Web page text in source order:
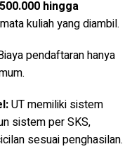
hingga
kuliah yang diambil.
pendaftaran hanya
UT memiliki sistem
sistem per SKS,
sesuai penghasilan.